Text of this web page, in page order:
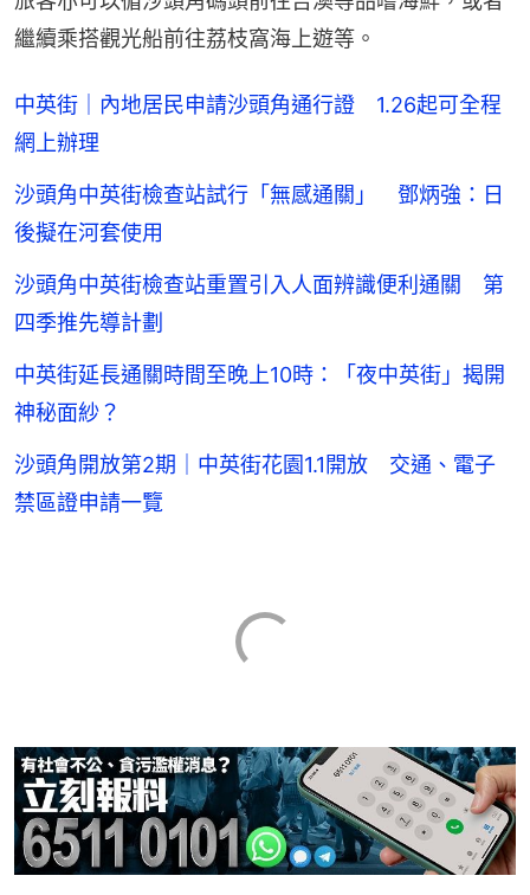
繼續乘搭觀光船前往荔枝窩海上遊等。
中英街｜內地居民申請沙頭角通行證 1.26起可全程
網上辦理
沙頭角中英街檢查站試行「無感通關」 鄧炳強：日
後擬在河套使用
沙頭角中英街檢查站重置引入人面辨識便利通關 第
四季推先導計劃
中英街延長通關時間至晚上10時：「夜中英街」揭開
神秘面紗？
沙頭角開放第2期｜中英街花園1.1開放 交通、電子
禁區證申請一覽